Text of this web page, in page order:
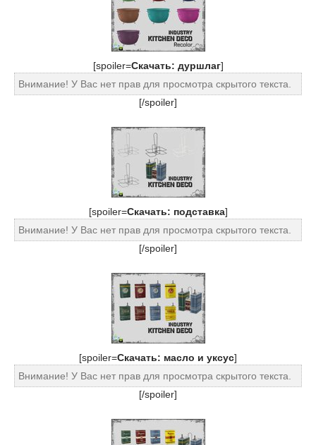
[spoiler=Скачать: дуршлаг]
Внимание! У Вас нет прав для просмотра скрытого текста.
[/spoiler]
[spoiler=Скачать: подставка]
Внимание! У Вас нет прав для просмотра скрытого текста.
[/spoiler]
[spoiler=Скачать: масло и уксус]
Внимание! У Вас нет прав для просмотра скрытого текста.
[/spoiler]